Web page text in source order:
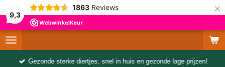
9,3
1863 Reviews ×
Gezonde sterke diertjes, snel in huis en gezonde lage prijzen!